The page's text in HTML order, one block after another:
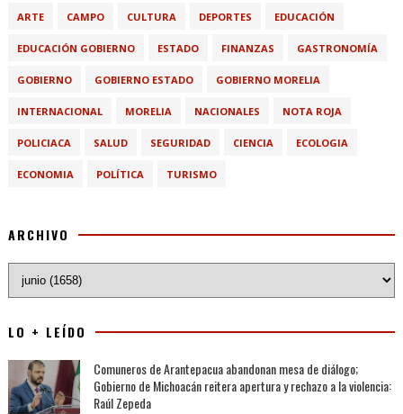
ARTE CAMPO CULTURA DEPORTES EDUCACIÓN
EDUCACIÓN GOBIERNO ESTADO FINANZAS GASTRONOMÍA
GOBIERNO GOBIERNO ESTADO GOBIERNO MORELIA
INTERNACIONAL MORELIA NACIONALES NOTA ROJA
POLICIACA SALUD SEGURIDAD CIENCIA ECOLOGIA
ECONOMIA POLÍTICA TURISMO
ARCHIVO
LO + LEÍDO
Comuneros de Arantepacua abandonan mesa de diálogo;
Gobierno de Michoacán reitera apertura y rechazo a la violencia:
Raúl Zepeda